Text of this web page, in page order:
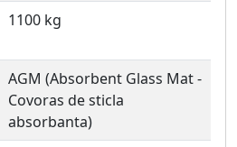
1100 kg
AGM (Absorbent Glass Mat -
Covoras de sticla
absorbanta)